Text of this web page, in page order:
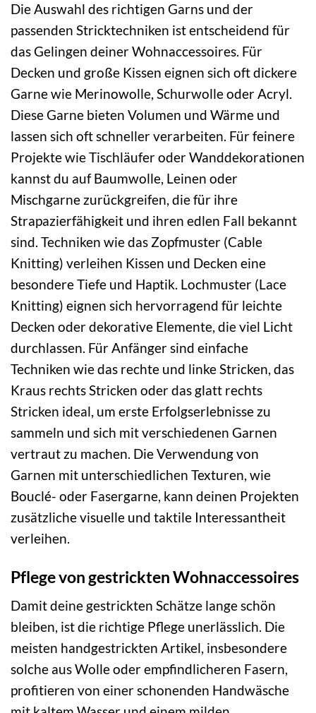
Die Auswahl des richtigen Garns und der
passenden Stricktechniken ist entscheidend für
das Gelingen deiner Wohnaccessoires. Für
Decken und große Kissen eignen sich oft dickere
Garne wie Merinowolle, Schurwolle oder Acryl.
Diese Garne bieten Volumen und Wärme und
lassen sich oft schneller verarbeiten. Für feinere
Projekte wie Tischläufer oder Wanddekorationen
kannst du auf Baumwolle, Leinen oder
Mischgarne zurückgreifen, die für ihre
Strapazierfähigkeit und ihren edlen Fall bekannt
sind. Techniken wie das Zopfmuster (Cable
Knitting) verleihen Kissen und Decken eine
besondere Tiefe und Haptik. Lochmuster (Lace
Knitting) eignen sich hervorragend für leichte
Decken oder dekorative Elemente, die viel Licht
durchlassen. Für Anfänger sind einfache
Techniken wie das rechte und linke Stricken, das
Kraus rechts Stricken oder das glatt rechts
Stricken ideal, um erste Erfolgserlebnisse zu
sammeln und sich mit verschiedenen Garnen
vertraut zu machen. Die Verwendung von
Garnen mit unterschiedlichen Texturen, wie
Bouclé- oder Fasergarne, kann deinen Projekten
zusätzliche visuelle und taktile Interessantheit
verleihen.
Pflege von gestrickten Wohnaccessoires
Damit deine gestrickten Schätze lange schön
bleiben, ist die richtige Pflege unerlässlich. Die
meisten handgestrickten Artikel, insbesondere
solche aus Wolle oder empfindlicheren Fasern,
profitieren von einer schonenden Handwäsche